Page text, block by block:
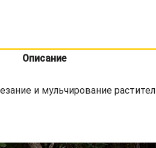
Описание
и мульчирование